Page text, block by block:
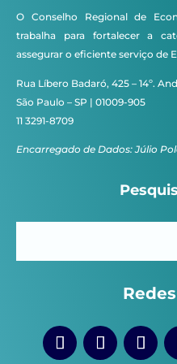
O Conselho Regional de
trabalha para fortalecer a
assegurar o eficiente serviço de
Rua Líbero Badaró, 425 – 14º.
São Paulo – SP | 01009-905
11 3291-8709
Encarregado de Dados: Júlio